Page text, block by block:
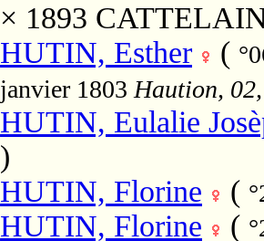
× 1893
HUTIN, Esther
(
janvier 1803 Haution,
HUTIN, Eulalie
)
HUTIN, Florine
(
HUTIN, Florine (